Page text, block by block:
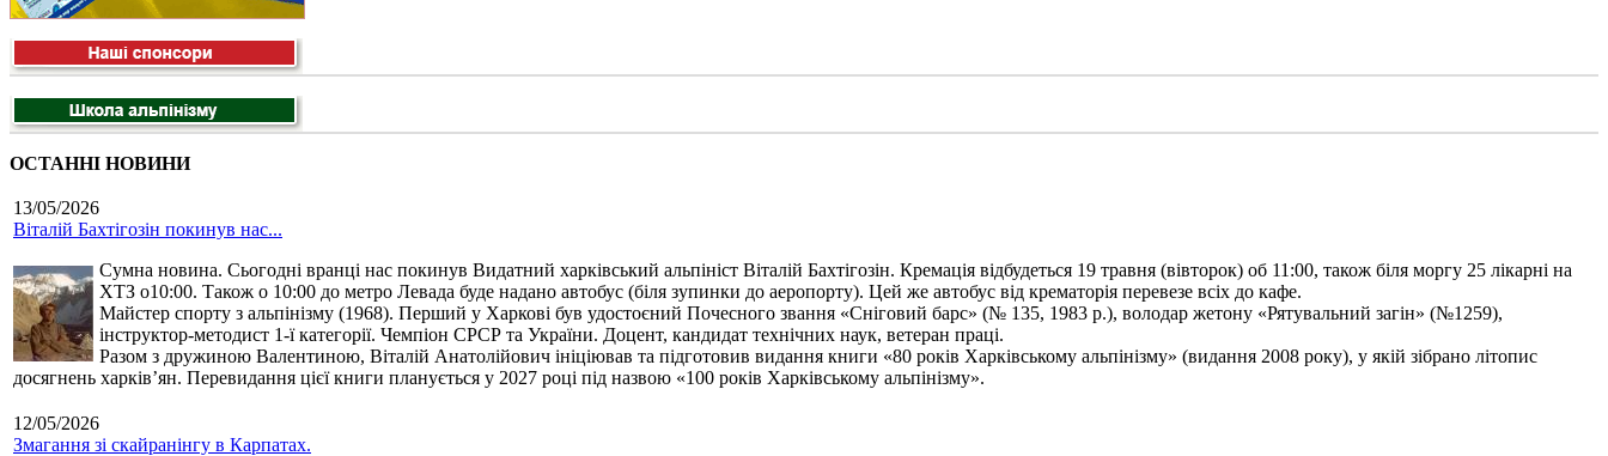
ОСТАННІ НОВИНИ
13/05/2026
Віталій Бахтігозін покинув нас...
Сумна новина. Сьогодні вранці нас покинув Видатний харківський альпініст Віталій Бахтігозін. Кремація відбудеться 19 травня (вівторок) об 11:00, також біля моргу 25 лікарні на
ХТЗ о10:00. Також о 10:00 до метро Левада буде надано автобус (біля зупинки до аеропорту). Цей же автобус від крематорія перевезе всіх до кафе.
Майстер спорту з альпінізму (1968). Перший у Харкові був удостоєний Почесного звання «Сніговий барс» (№ 135, 1983 р.), володар жетону «Рятувальний загін» (№1259),
інструктор-методист 1-ї категорії. Чемпіон СРСР та України. Доцент, кандидат технічних наук, ветеран праці.
Разом з дружиною Валентиною, Віталій Анатолійович ініціював та підготовив видання книги «80 років Харківському альпінізму» (видання 2008 року), у якій зібрано літопис
досягнень харків’ян. Перевидання цієї книги планується у 2027 році під назвою «100 років Харківському альпінізму».
12/05/2026
Змагання зі скайранінгу в Карпатах.